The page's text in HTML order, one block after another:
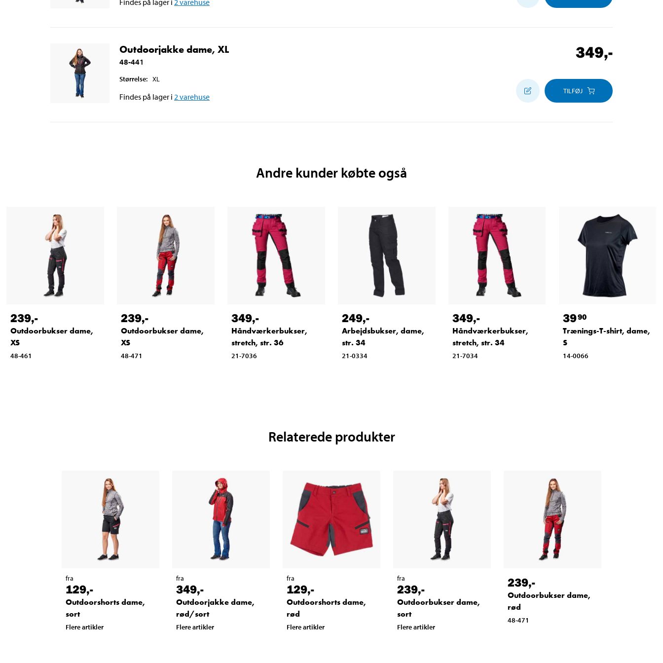
Findes på lager i 2varehuse
Outdoorjakke dame, XL
48-441
Størrelse: XL
Findes på lager i 2varehuse
349,-
TILFØJ
Andre kunder købte også
239,-
Outdoorbukser dame,
XS
48-461
239,-
Outdoorbukser dame,
XS
48-471
349,-
Håndværkerbukser,
stretch, str. 36
21-7036
249,-
Arbejdsbukser, dame,
str. 34
21-0334
349,-
Håndværkerbukser,
stretch, str. 34
21-7034
3990
Trænings-T-shirt, dame,
S
14-0066
Relaterede produkter
fra
129,-
Outdoorshorts dame,
sort
Flere artikler
fra
349,-
Outdoorjakke dame,
rød/sort
Flere artikler
fra
129,-
Outdoorshorts dame,
rød
Flere artikler
fra
239,-
Outdoorbukser dame,
sort
Flere artikler
239,-
Outdoorbukser dame,
rød
48-471